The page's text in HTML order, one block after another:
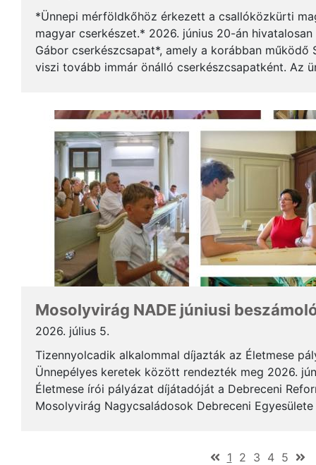
*Ünnepi mérföldkőhöz érkezett a csallóközkürti
magyar cserkészet.* 2026. június 20-án
Gábor cserkészcsapat*, amely a korábban működő
viszi tovább immár önálló cserkészcsapatként. Az
Mosolyvirág NADE júniusi
2026. július 5.
Tizennyolcadik alkalommal díjazták az Életmese
Ünnepélyes keretek között rendezték meg 2026.
Életmese írói pályázat díjátadóját a Debreceni
Mosolyvirág Nagycsaládosok Debreceni
1(current)
2 3 4 5